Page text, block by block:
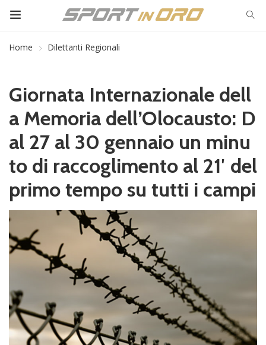
Home Dilettanti Regionali
Giornata Internazionale dell
a Memoria dell’Olocausto: D
al 27 al 30 gennaio un minu
to di raccoglimento al 21′ del
primo tempo su tutti i campi